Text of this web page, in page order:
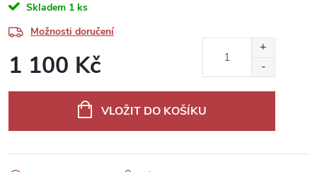
Skladem 1 ks
Možnosti doručení
1 100 Kč
VLOŽIT DO KOŠÍKU